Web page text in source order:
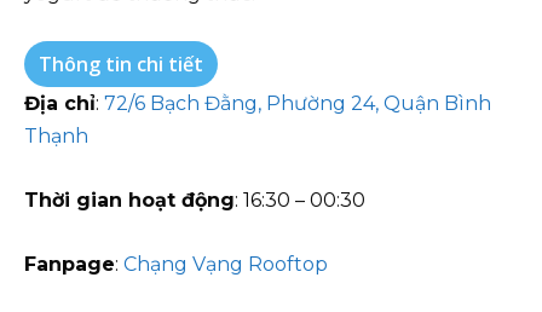
Thông tin chi tiết
Địa chỉ: 72/6 Bạch Đằng, Phường 24, Quận Bình
Thạnh
Thời gian hoạt động: 16:30 – 00:30
Fanpage: Chạng Vạng Rooftop